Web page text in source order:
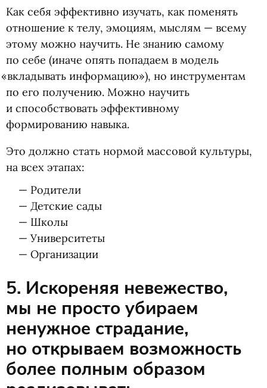
Как себя эффективно изучать, как поменять
отношение к телу, эмоциям, мыслям — всему
этому можно научить. Не знанию самому
по себе (иначе опять попадаем в модель
«вкладывать информацию»), но инструментам
по его получению. Можно научить
и способствовать эффективному
формированию навыка.
Это должно стать нормой массовой культуры,
на всех этапах:
— Родители
— Детские сады
— Школы
— Университеты
— Организации
5. Искореняя невежество,
мы не просто убираем
ненужное страдание,
но открываем возможность
более полным образом